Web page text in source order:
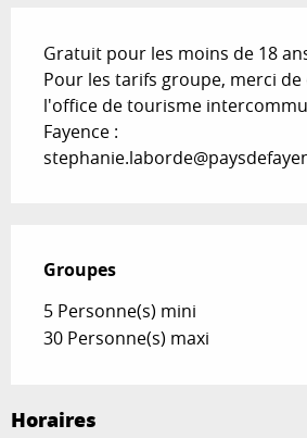
Gratuit pour les moins de 18
Pour les tarifs groupe, merci
l'office de tourisme
Fayence :
Groupes
Groupes
5 Personne(s) mini
30 Personne(s) maxi
Horaires